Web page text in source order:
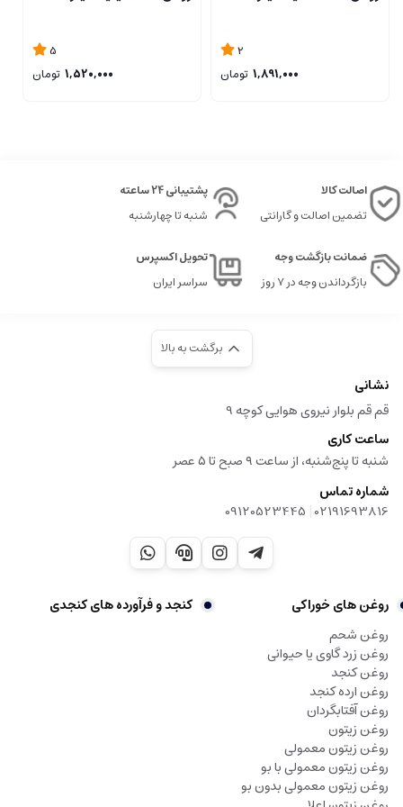
2
1,891,000 تومان
5
1,520,000 تومان
اصالت کالا
تضمین اصالت و گارانتی
پشتیبانی 24 ساعته
شنبه تا چهارشنبه
ضمانت بازگشت وجه
بازگرداندن وجه در ۷ روز
تحویل اکسپرس
سراسر ایران
برگشت به بالا
نشانی
قم قم بلوار نیروی هوایی کوچه 9
ساعت کاری
شنبه تا پنج‌شنبه، از ساعت ۹ صبح تا ۵ عصر
شماره تماس
02191693816
|
09120523445
روغن های خوراکی
روغن شحم
روغن زرد گاوی یا حیوانی
روغن کنجد
روغن ارده کنجد
روغن آفتابگردان
روغن زیتون
روغن زیتون معمولی
روغن زیتون معمولی با بو
روغن زیتون معمولی بدون بو
کنجد و فرآورده های کنجدی